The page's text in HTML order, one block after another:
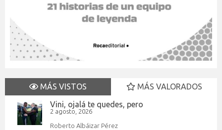
MÁS VISTOS
MÁS VALORADOS
Vini, ojalá te quedes, pero
2 agosto, 2026
Roberto Albáizar Pérez